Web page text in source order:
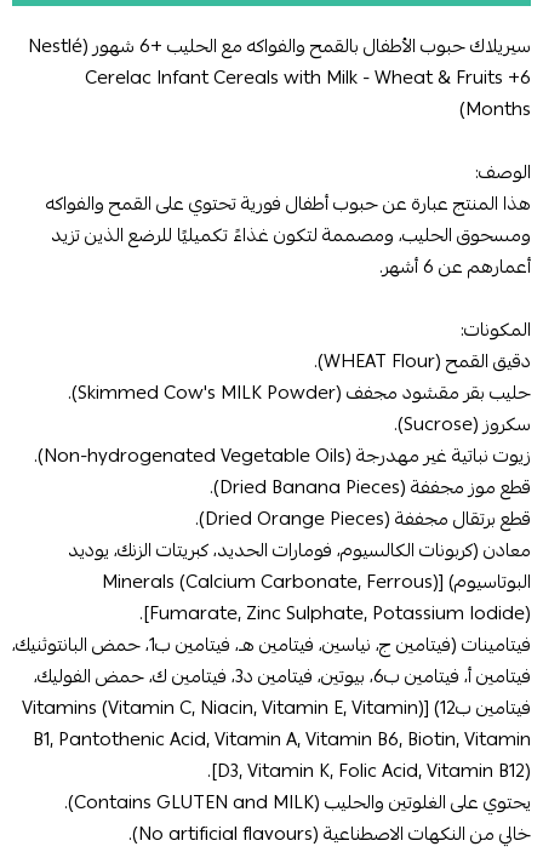
سيريلاك حبوب الأطفال بالقمح والفواكه مع الحليب +6 شهور (Nestlé
Cerelac Infant Cereals with Milk - Wheat & Fruits +6
Months)
الوصف:
هذا المنتج عبارة عن حبوب أطفال فورية تحتوي على القمح والفواكه
ومسحوق الحليب، ومصممة لتكون غذاءً تكميليًا للرضع الذين تزيد
أعمارهم عن 6 أشهر.
المكونات:
دقيق القمح (WHEAT Flour).
حليب بقر مقشود مجفف (Skimmed Cow's MILK Powder).
سكروز (Sucrose).
زيوت نباتية غير مهدرجة (Non-hydrogenated Vegetable Oils).
قطع موز مجففة (Dried Banana Pieces).
قطع برتقال مجففة (Dried Orange Pieces).
معادن (كربونات الكالسيوم، فومارات الحديد، كبريتات الزنك، يوديد
البوتاسيوم) [(Minerals (Calcium Carbonate, Ferrous
Fumarate, Zinc Sulphate, Potassium Iodide)].
فيتامينات (فيتامين ج، نياسين، فيتامين هـ، فيتامين ب1، حمض البانتوثنيك،
فيتامين أ، فيتامين ب6، بيوتين، فيتامين د3، فيتامين ك، حمض الفوليك،
فيتامين ب12) [(Vitamins (Vitamin C, Niacin, Vitamin E, Vitamin
B1, Pantothenic Acid, Vitamin A, Vitamin B6, Biotin, Vitamin
D3, Vitamin K, Folic Acid, Vitamin B12)].
يحتوي على الغلوتين والحليب (Contains GLUTEN and MILK).
خالي من النكهات الاصطناعية (No artificial flavours).